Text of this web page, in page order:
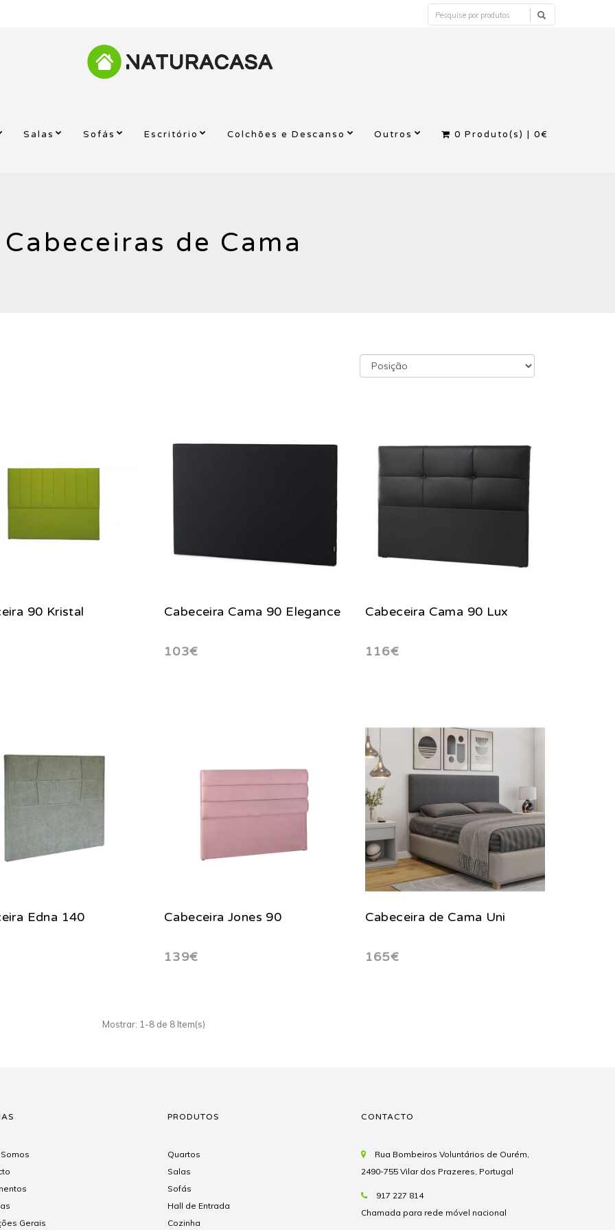
Salas Sofás Escritório Colchões e Descanso Outros 0 Produto(s) |0€
Cabeceiras de Cama
90 Kristal Cabeceira Cama 90 Elegance
103€
Cabeceira Cama 90 Lux
116€
Edna 140 Cabeceira Jones 90
139€
Cabeceira de Cama Uni
165€
Mostrar: 1-8 de 8 Item(s)
Gerais
PRODUTOS
Quartos
Salas
Sofás
Hall de Entrada
Cozinha
CONTACTO
Rua Bombeiros Voluntários de Ourém,
2490-755 Vilar dos Prazeres, Portugal
917 227 814
Chamada para rede móvel nacional